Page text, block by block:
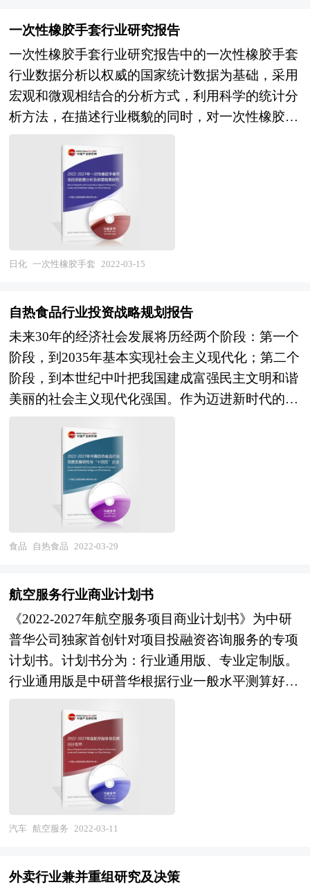
资料详实，图表丰富，既有深入的分析，又有直观
的比较，为连锁零售企业在激烈的市场竞争中洞察
先机，能准确及时的针对自身环境调整经营策略。
业相关的数据、政策法规目录、主要企业信息及行
动的行业全景图。 本研究咨询报告由中研普华咨
询公司领衔撰写，在大量周密的市场调研基础上，
主要依据了国家统计局、国家商务部、国家发改
委、国家经济信息中心、国务院发展研究中心、国
家海关总署、全国商业信息中心、中国经济景气监
测中心、中国行业研究网、全国及海外相关报刊杂
志的基础信息以及医用电子仪器行业研究单位等公
布和提供的大量资料。报告对我国医用电子仪器行
业的供需状况、发展现状、子行业发展变化等进行
了分析，重点分析了国内外医用电子仪器行业的发
展现状、如何面对行业的发展挑战、行业的发展建
等等。报告还综合了医用电子仪器行业的整体发展
动态，对行业在产品方面提供了参考建议和具体解
决办法。报告对于医用电子仪器产品生产企业、经
销商、行业管理部门以及拟进入该行业的投资者具
有重要的参考价值，对于研究我国医用电子仪器行
业发展规律、提高企业的运营效率、促进企业的发
展壮大有学术和实践的双重意义。
一次性橡胶手套行业研究报告
一次性橡胶手套行业研究报告中的一次性橡胶手套
行业数据分析以权威的国家统计数据为基础，采用
宏观和微观相结合的分析方式，利用科学的统计分
析方法，在描述行业概貌的同时，对一次性橡胶手
套行业进行细化分析，包括产品总体状况、产品生
产情况、重点企业状况、主要产品总产量、进出口
情况等。报告中主要运用图表及表格方式，直观地
阐明了行业的经济类型构成、规模构成、经营效益
比较、生产状况及对外贸易情况等，是企业了解一
次性橡胶手套行业市场状况必不可少的助手。在形
式上，报告以丰富的数据和图表为主，突出文章的
行业相关的数据、政策法规目录、主要企业信息及
生动的行业全景图。 本研究咨询报告由中研普华
咨询公司领衔撰写，在大量周密的市场调研基础
上，主要依据了国家统计局、国家商务部、国家发
改委、国家经济信息中心、国务院发展研究中心、
国家海关总署、全国商业信息中心、中国经济景气
监测中心、中国行业研究网、全国及海外相关报刊
杂志的基础信息以及一次性橡胶手套行业研究单位
等公布和提供的大量资料。报告对我国一次性橡胶
手套行业的供需状况、发展现状、子行业发展变化
等进行了分析，重点分析了国内外一次性橡胶手套
行业的发展现状、如何面对行业的发展挑战、行业
趋势预测等等。报告还综合了一次性橡胶手套行业
的整体发展动态，对行业在产品方面提供了参考建
议和具体解决办法。报告对于一次性橡胶手套产品
生产企业、经销商、行业管理部门以及拟进入该行
业的投资者具有重要的参考价值，对于研究我国一
次性橡胶手套行业发展规律、提高企业的运营效
率、促进企业的发展壮大有学术和实践的双重意
日化 一次性橡胶手套 2022-03-15
自热食品行业投资战略规划报告
未来30年的经济社会发展将历经两个阶段：第一个
阶段，到2035年基本实现社会主义现代化；第二个
阶段，到本世纪中叶把我国建成富强民主文明和谐
美丽的社会主义现代化强国。作为迈进新时代的第
一个五年规划，“十四五”规划将开启未来30年经济
社会发展的新征程。“十四五”规划是迈进新时代的
第一个五年规划，是未来30年中国经济发展的新起
点。本次十九届五中全会上，不同于以往五年规划
建议单独的提出与审议，“十四五”规划的建议与
2035年远景目标的建议一并被提出，足见“十四
五”规划不仅是过往五年规划的延续，还将进一步
规划是国家对经济社会发展的顶层设计，也是一种
（计划）最多的国家。“十四五”时期是我国经济社
会发展的重要历史性窗口期，是全面完成小康社会
建设战略目标，向全面实现社会主义现代化迈进承
上启下的关键时期，做好“十四五”规划编制工作意
义重大、影响深远。中研普华产业研究院在对“十
三五”以来社会经济发展形势和政策带动的发展成
果作进一步研究，对“十三五”时期自热食品行业发
展的问题和难题做深入分析，并从2020年开始全面
跟进相关规划的制定和研究工作，为自热食品行业
规划指导目标和自热食品发展方向提供有建设性的
建议，为自热食品行业发展提供准确的市场分析内
期跟踪监测，分析自热食品行业需求、供给、经营
食品 自热食品 2022-03-29
航空服务行业商业计划书
《2022-2027年航空服务项目商业计划书》为中研
普华公司独家首创针对项目投融资咨询服务的专项
计划书。计划书分为：行业通用版、专业定制版。
行业通用版是中研普华根据行业一般水平测算好了
行业指标数据，作为行业通用的模板计划书，企业
可以自行补充单位信息，稍做调整就可以作为项目
计划书使用。我们也可以根据企业具体项目要求专
项编写专业定制版，并根据详细要求合理报价，为
企业项目立项、上马、融资提供全程指引服务。
本计划书主要有以下几大用途： 审批国家资金
——国家规范格式、关注产业发展、侧重社会影
政策、确保外商利益； 吸引风险投资——金融业
汽车 航空服务 2022-03-11
外卖行业兼并重组研究及决策